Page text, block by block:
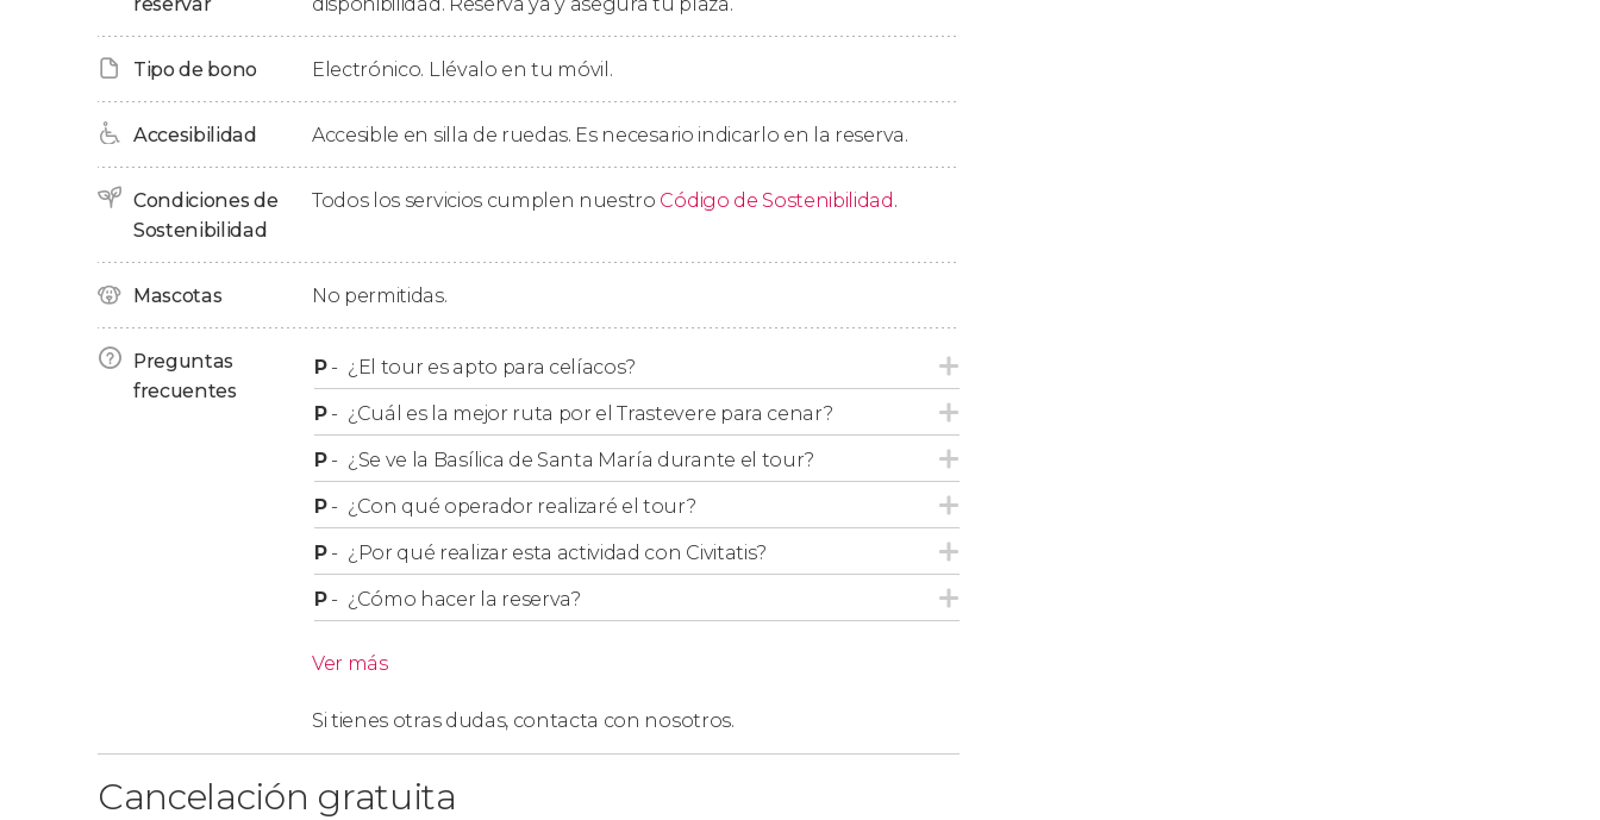
Ninguna visita guiada por el Trastevere está completa sin un postre de altura.
Degustaremos ungelato artesanoen uno de los locales con más solera del barrio. Para
terminar con broche de oro, en un local típico disfrutaremos de una
maridada con unatabla de quesos y prosciutto. ¡El auténtico sabor de laDolce Vita!
Cambios en el itinerario
Las degustaciones podrían variar ligeramente en función de la temporada, pero siempre
descritos en el itinerario.
Tipo de bono Electrónico. Llévalo en tu móvil.
Accesibilidad Accesible en silla de ruedas. Es necesario indicarlo en la reserva.
Condiciones de
Sostenibilidad
Todos los servicios cumplen nuestro Código de Sostenibilidad .
Mascotas No permitidas.
Preguntas
frecuentes
P- ¿El tour es apto para celíacos?
P- ¿Cuál es la mejor ruta por el Trastevere para cenar?
P- ¿Se ve la Basílica de Santa María durante el tour?
P- ¿Con qué operador realizaré el tour?
P- ¿Por qué realizar esta actividad con Civitatis?
P- ¿Cómo hacer la reserva?
Ver más
Si tienes otras dudas, contacta con nosotros.
Cancelación gratuita